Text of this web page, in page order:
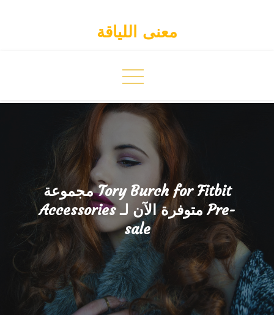
معنى اللياقة
مجموعة Tory Burch for Fitbit
Accessories متوفرة الآن لـ Pre-
sale